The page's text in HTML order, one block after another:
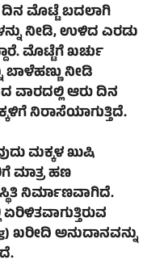
ದಿನ ಮೊಟ್ಟೆ ಬದಲಾಗಿ
ನೀಡಿ, ಉಳಿದ ಎರಡು
ಮೊಟ್ಟೆಗೆ ಖರ್ಚು
ಬಾಳೆಹಣ್ಣು ನೀಡಿ
ವಾರದಲ್ಲಿ ಆರು ದಿನ
ನಿರಾಸೆಯಾಗುತ್ತಿದೆ.
ಮಕ್ಕಳ ಖುಷಿ
ಮಾತ್ರ ಹಣ
ನಿರ್ಮಾಣವಾಗಿದೆ.
ಖರೀದಿ ಅನುದಾನವನ್ನು